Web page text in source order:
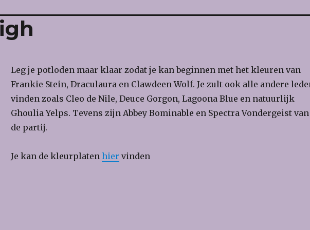
Leg je potloden maar klaar zodat je kan beginnen met het kleuren van
Frankie Stein, Draculaura en Clawdeen Wolf. Je zult ook alle andere
vinden zoals Cleo de Nile, Deuce Gorgon, Lagoona Blue en natuurlijk
Ghoulia Yelps. Tevens zijn Abbey Bominable en Spectra Vondergeist van
de partij.
Je kan de kleurplaten hier vinden